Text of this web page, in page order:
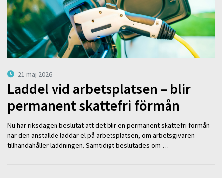
21 maj 2026
Laddel vid arbetsplatsen – blir
permanent skattefri förmån
Nu har riksdagen beslutat att det blir en permanent skattefri förmån
när den anställde laddar el på arbetsplatsen, om arbetsgivaren
tillhandahåller laddningen. Samtidigt beslutades om …